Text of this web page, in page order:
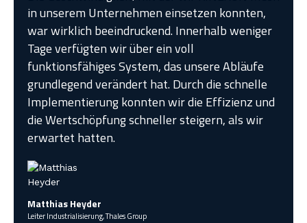
in unserem Unternehmen einsetzen konnten,
war wirklich beeindruckend. Innerhalb weniger
Tage verfügten wir über ein voll
funktionsfähiges System, das unsere Abläufe
grundlegend verändert hat. Durch die schnelle
Implementierung konnten wir die Effizienz und
die Wertschöpfung schneller steigern, als wir
erwartet hatten.
Matthias Heyder
Leiter Industrialisierung, Thales Group